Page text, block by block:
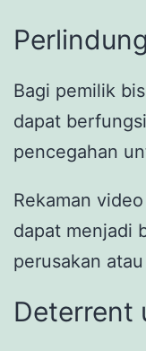
Bagi pemilik
dapat
pencegahan
Rekaman
dapat menjadi
perusakan
Deterrent